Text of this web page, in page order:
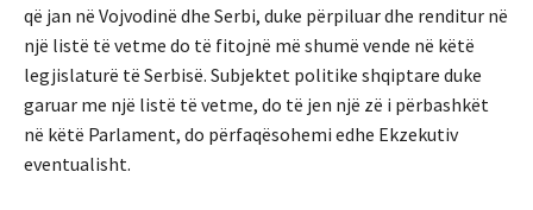
që jan në Vojvodinë dhe Serbi, duke përpiluar dhe renditur në
një listë të vetme do të fitojnë më shumë vende në këtë
legjislaturë të Serbisë. Subjektet politike shqiptare duke
garuar me një listë të vetme, do të jen një zë i përbashkët
në këtë Parlament, do përfaqësohemi edhe Ekzekutiv
eventualisht.